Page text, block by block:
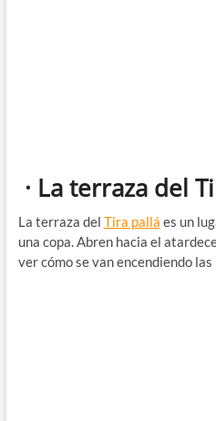
· La terraza del
La terraza del Tira pallá es un
una copa. Abren hacia el
ver cómo se van encendiendo